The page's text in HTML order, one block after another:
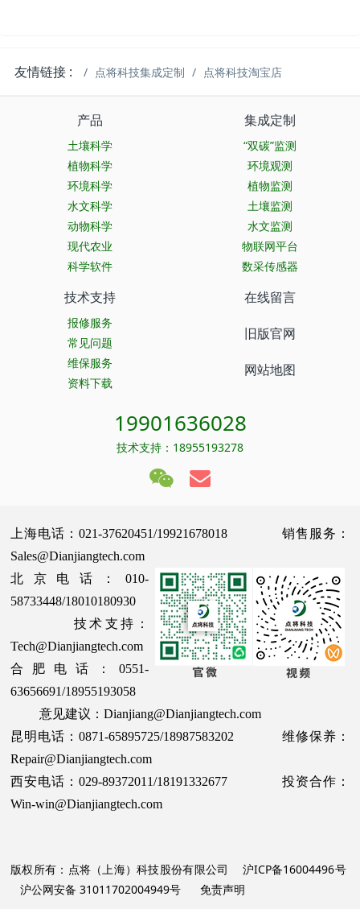
友情链接 : 点将科技集成定制 点将科技淘宝店
产品
土壤科学
植物科学
环境科学
水文科学
动物科学
现代农业
科学软件
集成定制
“双碳”监测
环境观测
植物监测
土壤监测
水文监测
物联网平台
数采传感器
技术支持
报修服务
常见问题
维保服务
资料下载
在线留言
旧版官网
网站地图
19901636028
技术支持：18955193278
上海电话：021-37620451/19921678018 销售服务：
Sales@Dianjiangtech.com
北京电话：010-
58733448/18010180930
技术支持：
Tech@Dianjiangtech.com
合肥电话：0551-
63656691/18955193058
意见建议：Dianjiang@Dianjiangtech.com
昆明电话：0871-65895725/18987583202 维修保养：
Repair@Dianjiangtech.com
西安电话：029-89372011/18191332677 投资合作：
Win-win@Dianjiangtech.com
版权所有：点将（上海）科技股份有限公司 沪ICP备16004496号
沪公网安备 31011702004949号
免责声明